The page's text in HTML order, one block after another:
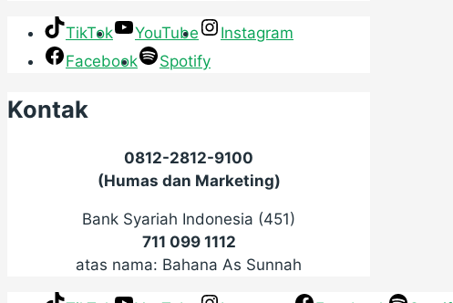
TikTok YouTube
Instagram
Facebook
Spotify
Kontak
0812-2812-9100
(Humas dan Marketing)
Bank Syariah Indonesia (451)
711 099 1112
atas nama: Bahana As Sunnah